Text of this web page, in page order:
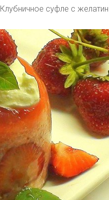
Клубничное суфле с